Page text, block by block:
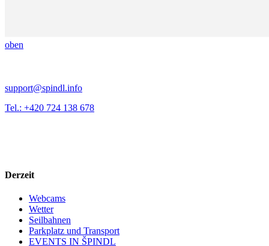
oben
support@spindl.info
Tel.: +420 724 138 678
Derzeit
Webcams
Wetter
Seilbahnen
Parkplatz und Transport
EVENTS IN ŠPINDL